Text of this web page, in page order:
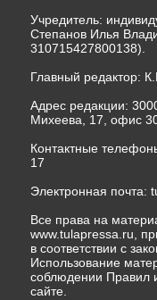
Учредитель:
Степанов Илья
310715427800138).
Главный редактор:
Адрес редакции:
Михеева, 17, офис
Контактные
17
Электронная почта:
Все права на
www.tulapressa.ru,
в соответствии с
Использование
соблюдении Правил
сайте.